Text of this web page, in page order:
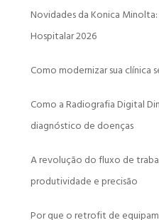
Novidades da Konica
Hospitalar 2026
Como modernizar sua clínica
Como a Radiografia Digital
diagnóstico de doenças
A revolução do fluxo de
produtividade e precisão
Por que o retrofit de